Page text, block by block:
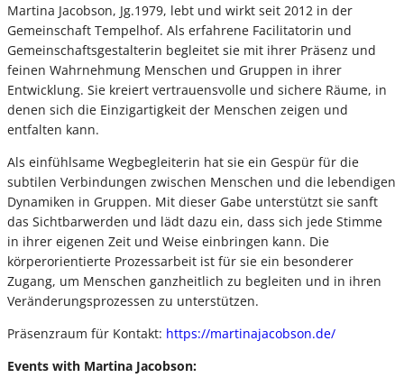
Martina Jacobson, Jg.1979, lebt und wirkt seit 2012 in der
Gemeinschaft Tempelhof. Als erfahrene Facilitatorin und
Gemeinschaftsgestalterin begleitet sie mit ihrer Präsenz und
feinen Wahrnehmung Menschen und Gruppen in ihrer
Entwicklung. Sie kreiert vertrauensvolle und sichere Räume, in
denen sich die Einzigartigkeit der Menschen zeigen und
entfalten kann.
Als einfühlsame Wegbegleiterin hat sie ein Gespür für die
subtilen Verbindungen zwischen Menschen und die lebendigen
Dynamiken in Gruppen. Mit dieser Gabe unterstützt sie sanft
das Sichtbarwerden und lädt dazu ein, dass sich jede Stimme
in ihrer eigenen Zeit und Weise einbringen kann. Die
körperorientierte Prozessarbeit ist für sie ein besonderer
Zugang, um Menschen ganzheitlich zu begleiten und in ihren
Veränderungsprozessen zu unterstützen.
Präsenzraum für Kontakt: https://martinajacobson.de/
Events with Martina Jacobson: